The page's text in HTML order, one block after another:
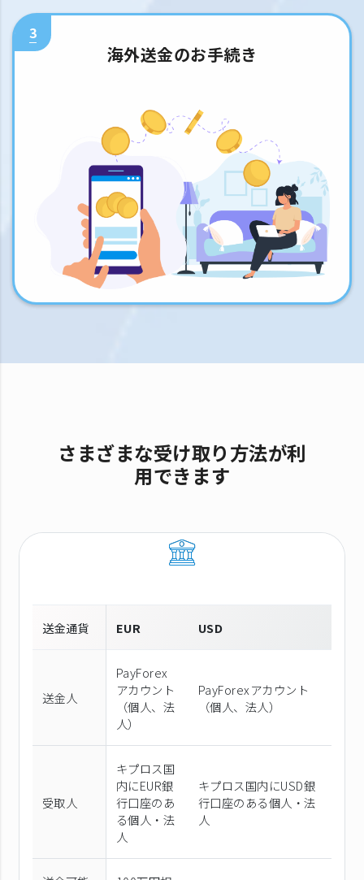
3
海外送金のお手続き
さまざまな受け取り方法が利
用できます
送金通貨 EUR USD
送金人
PayForex
アカウント
（個⼈、法
⼈）
PayForexアカウント
（個⼈、法⼈）
受取人
キプロス国
内にEUR銀
行口座のあ
る個人・法
人
キプロス国内にUSD銀
行口座のある個人・法
人